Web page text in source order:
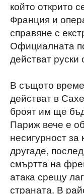
който открито
Франция и
справяне с
Официалната
действат руски
В същото
действат в
броят им ще
Париж вече е
несигурност
другаде,
смъртта на
атака срещу
страната. В